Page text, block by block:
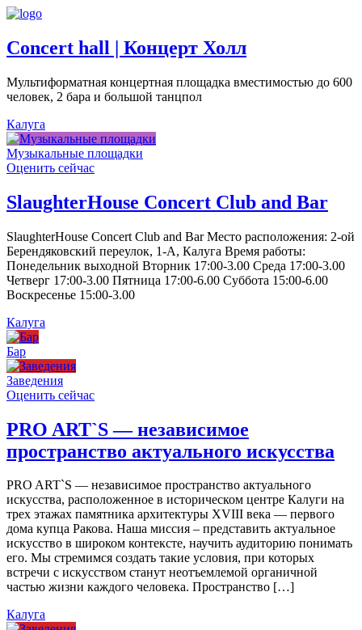
Concert hall | Концерт Холл
Мультиформатная концертная площадка вместимостью до 600
человек, 2 бара и большой танцпол
Калуга
Музыкальные площадки
Оценить сейчас
SlaughterHouse Concert Club and Bar
SlaughterHouse Concert Club and Bar Место расположения: 2-ой
Берендяковский переулок, 1-А, Калуга Время работы:
Понедельник выходной Вторник 17:00-3.00 Среда 17:00-3.00
Четверг 17:00-3.00 Пятница 17:00-6.00 Суббота 15:00-6.00
Воскресенье 15:00-3.00
Калуга
Бар
Заведения
Оценить сейчас
PRO ART`S — независимое
пространство актуального искусства
PRO ART`S — независимое пространство актуального
искусства, расположенное в историческом центре Калуги на
трех этажах памятника архитектуры XVIII века — первого
дома купца Ракова. Наша миссия – представить актуальное
искусство в широком контексте, научить аудиторию понимать
его. Мы стремимся создать такие условия, при которых
встречи с искусством станут неотъемлемой органичной
частью жизни каждого человека. Пространство […]
Калуга